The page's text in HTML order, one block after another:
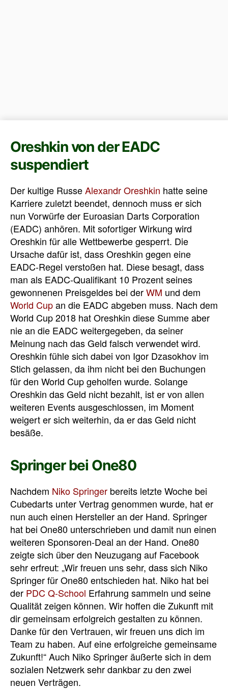
Oreshkin von der EADC
suspendiert
Der kultige RusseAlexandr Oreshkin hatte seine
Karriere zuletzt beendet, dennoch muss er sich
nun Vorwürfe der Euroasian Darts Corporation
(EADC) anhören. Mit sofortiger Wirkung wird
Oreshkin für alle Wettbewerbe gesperrt. Die
Ursache dafür ist, dass Oreshkin gegen eine
EADC-Regel verstoßen hat. Diese besagt, dass
man als EADC-Qualifikant 10 Prozent seines
gewonnenen Preisgeldes bei derWM und dem
World Cupan die EADC abgeben muss. Nach dem
World Cup 2018 hat Oreshkin diese Summe aber
nie an die EADC weitergegeben, da seiner
Meinung nach das Geld falsch verwendet wird.
Oreshkin fühle sich dabei von Igor Dzasokhov im
Stich gelassen, da ihm nicht bei den Buchungen
für den World Cup geholfen wurde. Solange
Oreshkin das Geld nicht bezahlt, ist er von allen
weiteren Events ausgeschlossen, im Moment
weigert er sich weiterhin, da er das Geld nicht
besäße.
Springer bei One80
Nachdem Niko Springer bereits letzte Woche bei
Cubedarts unter Vertrag genommen wurde, hat er
nun auch einen Hersteller an der Hand. Springer
hat bei One80 unterschrieben und damit nun einen
weiteren Sponsoren-Deal an der Hand. One80
zeigte sich über den Neuzugang auf Facebook
sehr erfreut: „Wir freuen uns sehr, dass sich Niko
Springer für One80 entschieden hat. Niko hat bei
der PDC Q-School Erfahrung sammeln und seine
Qualität zeigen können. Wir hoffen die Zukunft mit
dir gemeinsam erfolgreich gestalten zu können.
Danke für den Vertrauen, wir freuen uns dich im
Team zu haben. Auf eine erfolgreiche gemeinsame
Zukunft!“ Auch Niko Springer äußerte sich in dem
sozialen Netzwerk sehr dankbar zu den zwei
neuen Verträgen.